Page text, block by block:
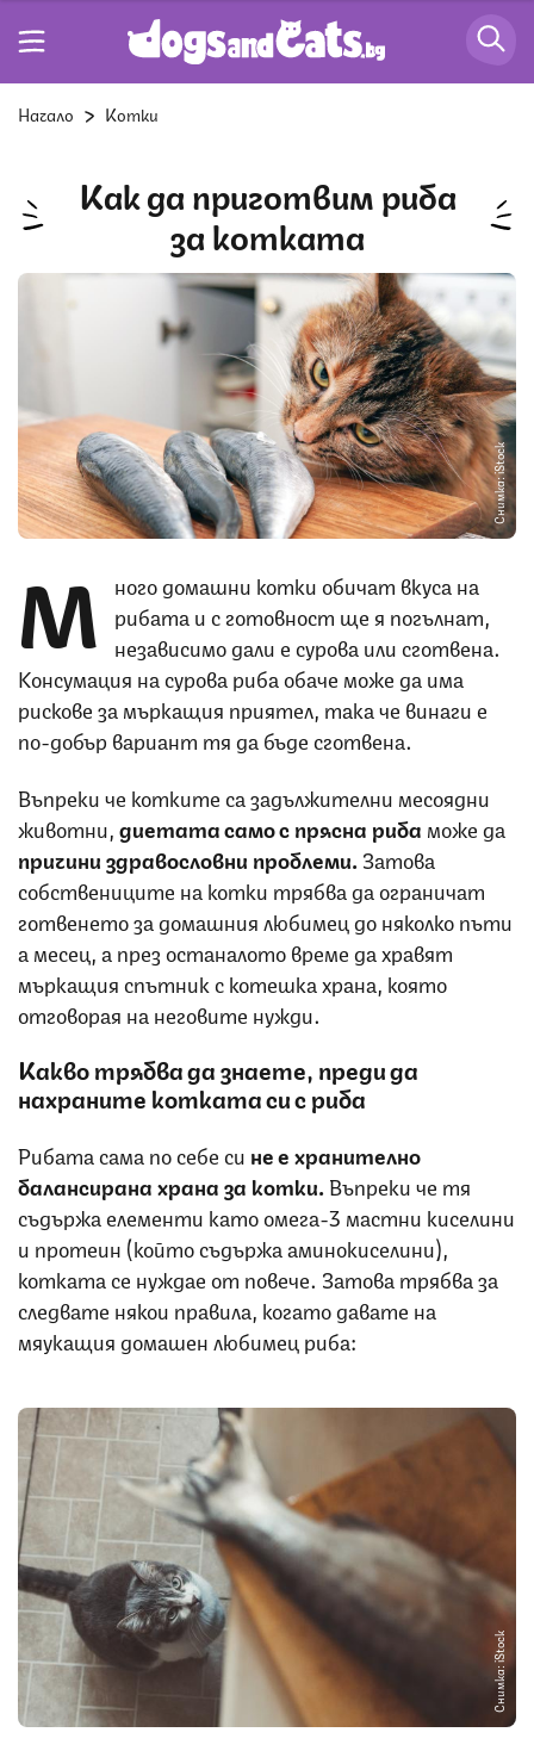
Начало Котки
Как да приготвим риба
за котката
Снимка: iStock
М
ного домашни котки обичат вкуса на
рибата и с готовност ще я погълнат,
независимо дали е сурова или сготвена.
Консумация на сурова риба обаче може да има
рискове за мъркащия приятел, така че винаги е
по-добър вариант тя да бъде сготвена.
Въпреки че котките са задължителни месоядни
животни, диетата само с прясна риба може да
причини здравословни проблеми. Затова
собствениците на котки трябва да ограничат
готвенето за домашния любимец до няколко пъти
а месец, а през останалото време да хравят
мъркащия спътник с котешка храна, която
отговорая на неговите нужди.
Какво трябва да знаете, преди да
нахраните котката си с риба
‌Рибата сама по себе си не е хранително
балансирана храна за котки.‌ Въпреки че тя
съдържа елементи като омега-3 мастни киселини
и протеин (който съдържа аминокиселини),
котката се нуждае от повече. Затова трябва за
следвате някои правила, когато давате на
мяукащия домашен любимец риба:
Снимка: iStock